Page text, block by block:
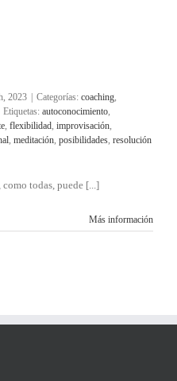
2023 Categorías: coaching,
Etiquetas: autoconocimiento,
, flexibilidad, improvisación,
, meditación, posibilidades, resolución
todas, puede [...]
Más información